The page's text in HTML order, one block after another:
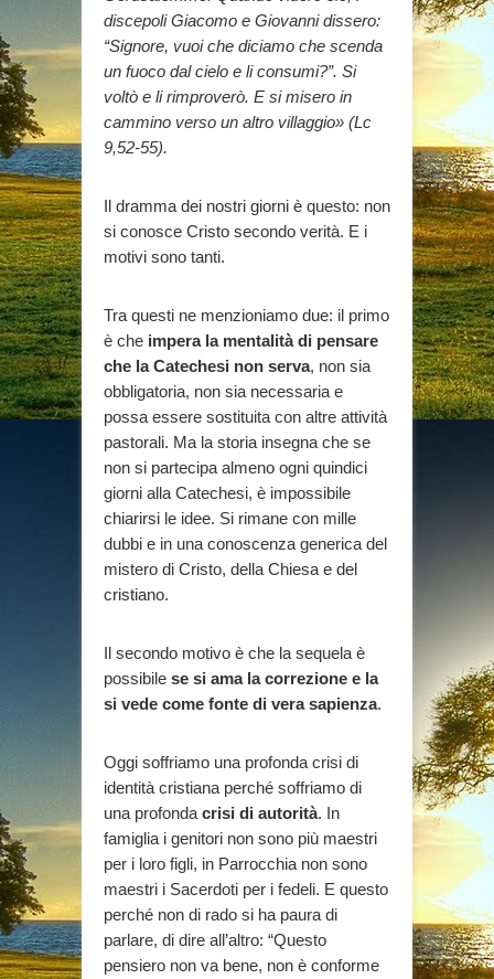
discepoli Giacomo e Giovanni dissero:
“Signore, vuoi che diciamo che scenda
un fuoco dal cielo e li consumi?”. Si
voltò e li rimproverò. E si misero in
cammino verso un altro villaggio» (Lc
9,52-55).
Il dramma dei nostri giorni è questo: non
si conosce Cristo secondo verità. E i
motivi sono tanti.
Tra questi ne menzioniamo due: il primo
è che impera la mentalità di pensare
che la Catechesi non serva, non sia
obbligatoria, non sia necessaria e
possa essere sostituita con altre attività
pastorali. Ma la storia insegna che se
non si partecipa almeno ogni quindici
giorni alla Catechesi, è impossibile
chiarirsi le idee. Si rimane con mille
dubbi e in una conoscenza generica del
mistero di Cristo, della Chiesa e del
cristiano.
Il secondo motivo è che la sequela è
possibile se si ama la correzione e la
si vede come fonte di vera sapienza.
Oggi soffriamo una profonda crisi di
identità cristiana perché soffriamo di
una profonda crisi di autorità. In
famiglia i genitori non sono più maestri
per i loro figli, in Parrocchia non sono
maestri i Sacerdoti per i fedeli. E questo
perché non di rado si ha paura di
parlare, di dire all’altro: “Questo
pensiero non va bene, non è conforme